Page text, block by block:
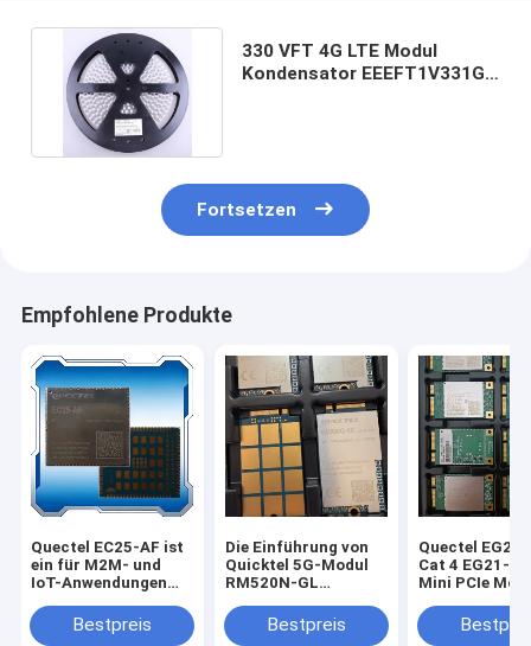
330 VFT 4G LTE Modul
Kondensator EEEFT1V331GP
Fortsetzen
Empfohlene Produkte
Quectel EC25-AF ist
ein für M2M- und
IoT-Anwendungen
4-Modul, das
maximale
Bestpreis
Die Einführung von
Quicktel 5G-Modul
RM520N-GL
RM530N-GL
RM510Q-GL
Bestpreis
Quectel EG25-
Cat 4 EG21-G
Mini PCIe
GGB mit
M2M- und IoT-